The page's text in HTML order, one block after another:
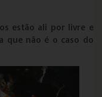
estão ali por livre e
que não é o caso do